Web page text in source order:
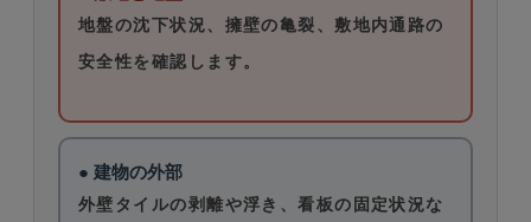
地盤の沈下状況、擁壁の亀裂、敷地内通路の
安全性を確認します。
● 建物の外部
外壁タイルの剥離や浮き、看板の固定状況な